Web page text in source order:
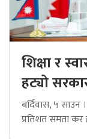
शिक्षा र
हट्यो
बर्दिवास, ५ साउन
प्रतिशत समता